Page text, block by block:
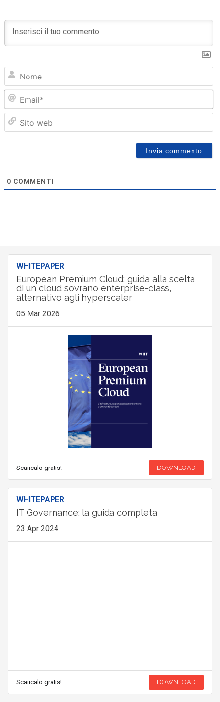
0 COMMENTI
WHITEPAPER
European Premium Cloud: guida alla scelta
di un cloud sovrano enterprise-class,
alternativo agli hyperscaler
05 Mar 2026
Scaricalo gratis! DOWNLOAD
WHITEPAPER
IT Governance: la guida completa
23 Apr 2024
Scaricalo gratis! DOWNLOAD